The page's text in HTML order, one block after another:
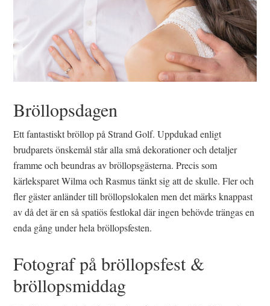
Bröllopsdagen
Ett fantastiskt bröllop på Strand Golf. Uppdukad enligt
brudparets önskemål står alla små dekorationer och detaljer
framme och beundras av bröllopsgästerna. Precis som
kärleksparet Wilma och Rasmus tänkt sig att de skulle. Fler och
fler gäster anländer till bröllopslokalen men det märks knappast
av då det är en så spatiös festlokal där ingen behövde trängas en
enda gång under hela bröllopsfesten.
Fotograf på bröllopsfest &
bröllopsmiddag